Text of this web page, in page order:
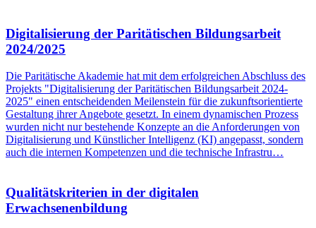
Digitalisierung der Paritätischen Bildungsarbeit
2024/2025
Die Paritätische Akademie hat mit dem erfolgreichen Abschluss des
Projekts "Digitalisierung der Paritätischen Bildungsarbeit 2024-
2025" einen entscheidenden Meilenstein für die zukunftsorientierte
Gestaltung ihrer Angebote gesetzt. In einem dynamischen Prozess
wurden nicht nur bestehende Konzepte an die Anforderungen von
Digitalisierung und Künstlicher Intelligenz (KI) angepasst, sondern
auch die internen Kompetenzen und die technische Infrastru…
Qualitätskriterien in der digitalen
Erwachsenenbildung